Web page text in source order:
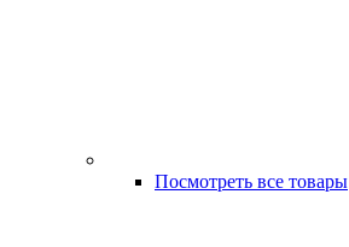
Посмотреть все товары